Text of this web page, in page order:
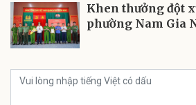
Khen thưởng đột
phường Nam Gia